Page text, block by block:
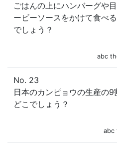
ごはんの上にハンバーグや
ービーソースをかけて食べ
でしょう？
abc
No. 23
日本のカンピョウの生産の
どこでしょう？
abc